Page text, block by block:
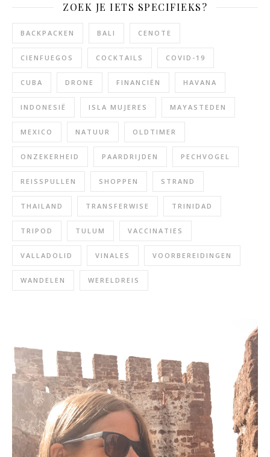
ZOEK JE IETS SPECIFIEKS?
BACKPACKEN BALI CENOTE
CIENFUEGOS COCKTAILS COVID-19
CUBA DRONE FINANCIËN HAVANA
INDONESIË ISLA MUJERES MAYASTEDEN
MEXICO NATUUR OLDTIMER
ONZEKERHEID PAARDRIJDEN PECHVOGEL
REISSPULLEN SHOPPEN STRAND
THAILAND TRANSFERWISE TRINIDAD
TRIPOD TULUM VACCINATIES
VALLADOLID VINALES VOORBEREIDINGEN
WANDELEN WERELDREIS